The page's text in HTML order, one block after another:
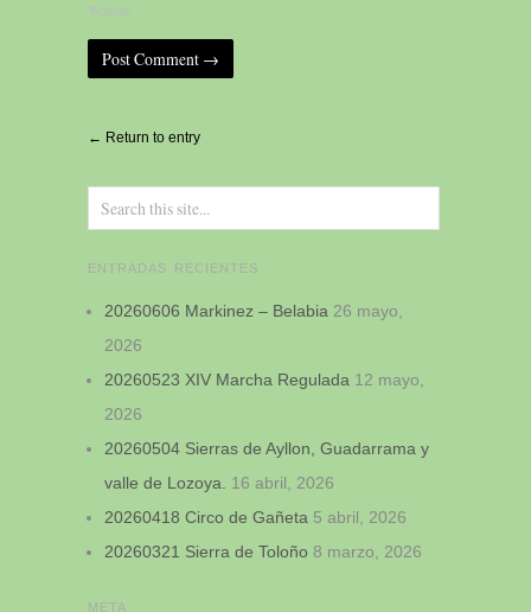
Website
Alternative:
← Return to entry
ENTRADAS RECIENTES
20260606 Markinez – Belabia 26 mayo,
2026
20260523 XIV Marcha Regulada 12 mayo,
2026
20260504 Sierras de Ayllon, Guadarrama y
valle de Lozoya.
16 abril, 2026
20260418 Circo de Gañeta 5 abril, 2026
20260321 Sierra de Toloño 8 marzo, 2026
META